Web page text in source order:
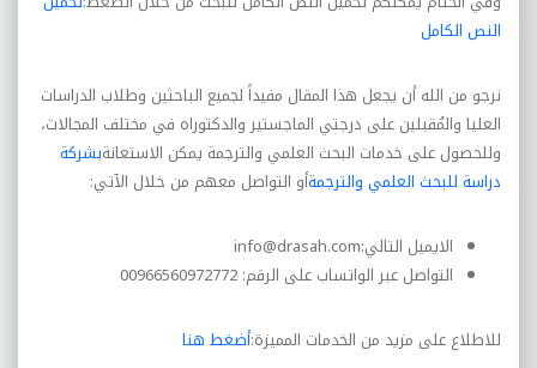
النص الكامل
نرجو من الله أن يجعل هذا المقال مفيداً لجميع الباحثين وطلاب الدراسات
العليا والمُقبلين على درجتي الماجستير والدكتوراه في مختلف المجالات،
وللحصول على خدمات البحث العلمي والترجمة يمكن الاستعانةبشركة
دراسة للبحث العلمي والترجمةأو التواصل معهم من خلال الآتي:
الايميل التالي:info@drasah.com
التواصل عبر الواتساب على الرقم: 00966560972772
للاطلاع على مزيد من الخدمات المميزة:أضغط هنا